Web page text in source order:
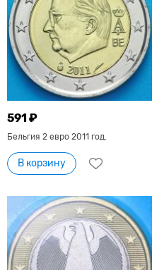
591 ₽
Бельгия 2 евро 2011 год.
В корзину